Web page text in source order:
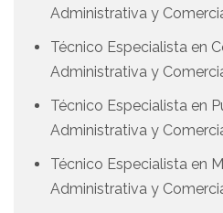
Administrativa y
Técnico Especialista en
Administrativa y
Técnico Especialista en
Administrativa y
Técnico Especialista en
Administrativa y